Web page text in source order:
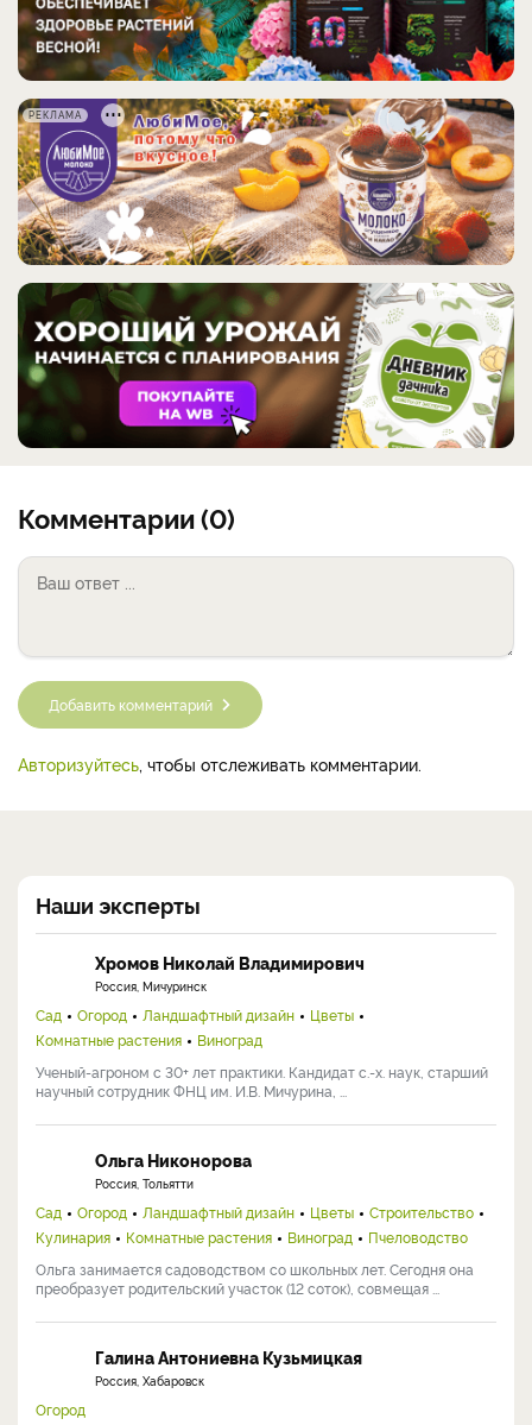
РЕКЛАМА
Комментарии (0)
Добавить комментарий
Авторизуйтесь, чтобы отслеживать комментарии.
Наши эксперты
Хромов Николай Владимирович
Россия, Мичуринск
Сад Огород Ландшафтный дизайн
Цветы
Комнатные растения
Виноград
Ученый-агроном с 30+ лет практики. Кандидат с.-х. наук, старший
научный сотрудник ФНЦ им. И.В. Мичурина, ...
Ольга Никонорова
Россия, Тольятти
Сад Огород Ландшафтный дизайн Цветы
Строительство
Кулинария
Комнатные растения Виноград
Пчеловодство
Ольга занимается садоводством со школьных лет. Сегодня она
преобразует родительский участок (12 соток), совмещая ...
Галина Антониевна Кузьмицкая
Россия, Хабаровск
Огород